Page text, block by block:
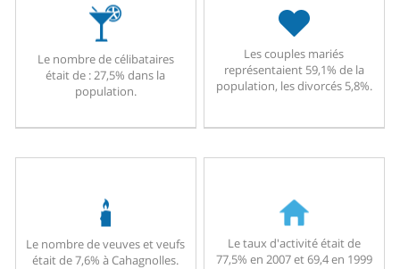
Le nombre de célibataires
était de : 27,5% dans la
population.
Les couples mariés
représentaient 59,1% de la
population, les divorcés 5,8%.
Le nombre de veuves et veufs
était de 7,6% à Cahagnolles.
Le taux d'activité était de
77,5% en 2007 et 69,4 en 1999